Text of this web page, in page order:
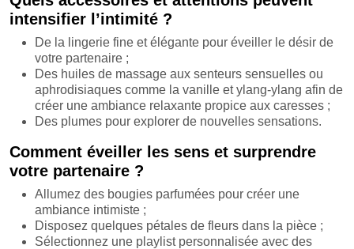
intensifier l’intimité ?
De la lingerie fine et élégante pour éveiller le désir de
votre partenaire ;
Des huiles de massage aux senteurs sensuelles ou
aphrodisiaques comme la vanille et ylang-ylang afin de
créer une ambiance relaxante propice aux caresses ;
Des plumes pour explorer de nouvelles sensations.
Comment éveiller les sens et surprendre
votre partenaire ?
Allumez des bougies parfumées pour créer une
ambiance intimiste ;
Disposez quelques pétales de fleurs dans la pièce ;
Sélectionnez une playlist personnalisée avec des